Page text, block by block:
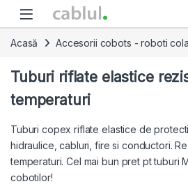
Skip to navigation
Skip to content
Acasă Accesorii cobots - roboti
Tuburi riflate elastice
temperaturi
Tuburi copex riflate elastice de
hidraulice, cabluri, fire si conductori.
temperaturi. Cel mai bun pret pt tuburi
cobotilor!